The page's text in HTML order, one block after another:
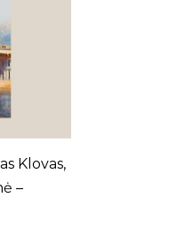
Klovas,
–